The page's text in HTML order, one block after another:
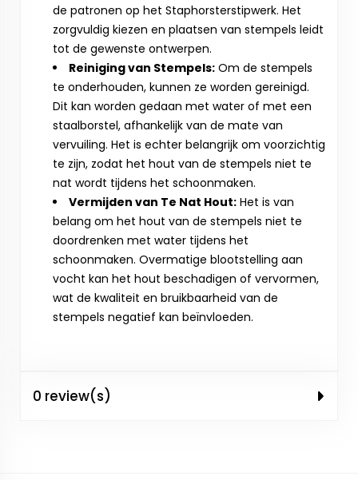
de patronen op het Staphorsterstipwerk. Het
zorgvuldig kiezen en plaatsen van stempels leidt
tot de gewenste ontwerpen.
Reiniging van Stempels: Om de stempels
te onderhouden, kunnen ze worden gereinigd.
Dit kan worden gedaan met water of met een
staalborstel, afhankelijk van de mate van
vervuiling. Het is echter belangrijk om voorzichtig
te zijn, zodat het hout van de stempels niet te
nat wordt tijdens het schoonmaken.
Vermijden van Te Nat Hout: Het is van
belang om het hout van de stempels niet te
doordrenken met water tijdens het
schoonmaken. Overmatige blootstelling aan
vocht kan het hout beschadigen of vervormen,
wat de kwaliteit en bruikbaarheid van de
stempels negatief kan beïnvloeden.
0 review(s)